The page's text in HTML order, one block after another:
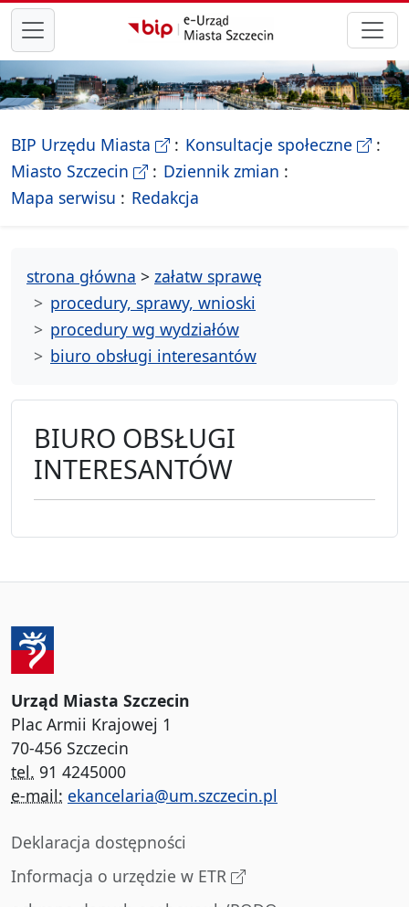
przejdź do głównego menu
BIP Urzędu Miasta - Biletyn Informacji Publicznej
Konsultacje społeczne-
Miasto Szczecin - Oficjalna strona Miasta Szczecin
Dziennik zmian
Mapa serwisu - drzewko rozdziałów
Redakcja
strona główna > załatw sprawę
procedury, sprawy, wnioski
procedury wg wydziałów
biuro obsługi interesantów
BIURO OBSŁUGI
INTERESANTÓW
Urząd Miasta Szczecin
Plac Armii Krajowej 1
70-456 Szczecin
tel. 91 4245000
e-mail: ekancelaria@um.szczecin.pl
Deklaracja dostępności
Informacja o urzędzie w ETR